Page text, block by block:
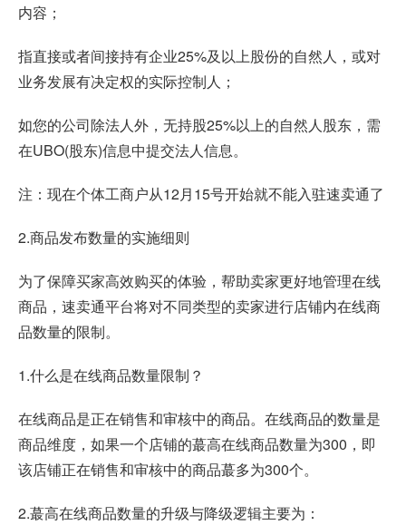
内容；
指直接或者间接持有企业25%及以上股份的自然人，或对
业务发展有决定权的实际控制人；
如您的公司除法人外，无持股25%以上的自然人股东，需
在UBO(股东)信息中提交法人信息。
注：现在个体工商户从12月15号开始就不能入驻速卖通了
2.商品发布数量的实施细则
为了保障买家高效购买的体验，帮助卖家更好地管理在线
商品， 速卖通平台将对不同类型的卖家进行店铺内在线商
品数量的限制。
1.什么是在线商品数量限制？
在线商品是正在销售和审核中的商品。在线商品的数量是
商品维度，如果一个店铺的蕞高在线商品数量为300，即
该店铺正在销售和审核中的商品蕞多为300个。
2.蕞高在线商品数量的升级与降级逻辑主要为：